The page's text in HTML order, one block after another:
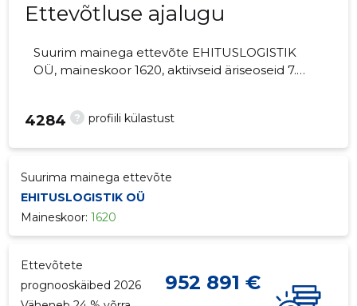
Ettevõtluse ajalugu
Suurim mainega ettevõte EHITUSLOGISTIK
OÜ, maineskoor 1620, aktiivseid äriseoseid 7.
? profiili külastust
4284
Suurima mainega ettevõte
EHITUSLOGISTIK OÜ
Maineskoor:1620
Ettevõtete
prognooskäibed 2026
952 891 €